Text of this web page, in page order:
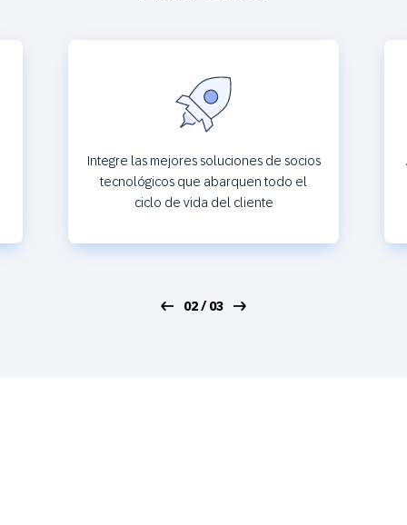
Integre las mejores soluciones de socios
tecnológicos que abarquen todo el
ciclo de vida del cliente
02 / 03